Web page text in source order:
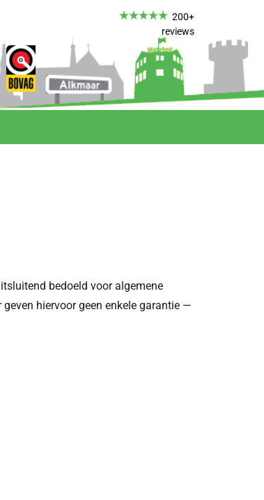
200+
reviews
bedoeld voor algemene
hiervoor geen enkele garantie —